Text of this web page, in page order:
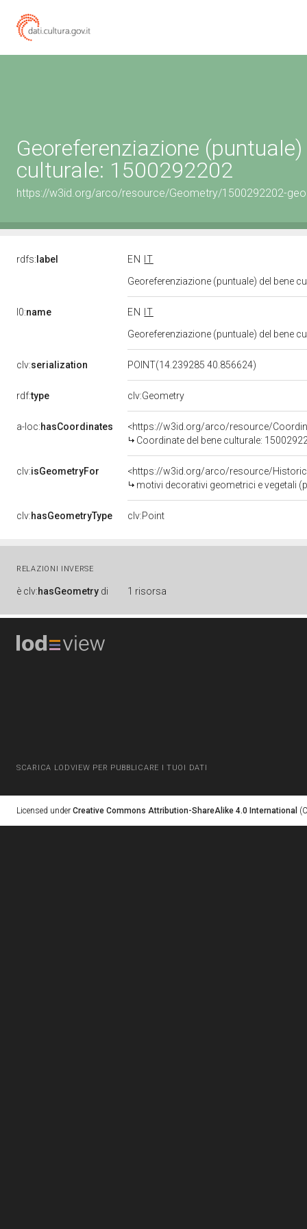
Georeferenziazione
culturale: 1500292202
https://w3id.org/arco/resource/Geometry/1500292202-
rdfs: label EN
IT
Georeferenziazione (puntuale) del bene
l0:name EN
IT
Georeferenziazione (puntuale) del bene
clv:serialization POINT(14.239285 40.856624)
rdf:type clv:Geometry
a-loc:hasCoordinates
<https://w3id.org/arco/resource/
Coordinate del bene culturale:
clv:isGeometryFor
<https://w3id.org/arco/resource/
motivi decorativi geometrici e vegetali
clv:hasGeometryType clv:Point
RELAZIONI INVERSE
è clv:hasGeometry di 1 risorsa
SCARICA LODVIEW PER PUBBLICARE I TUOI DATI
Licensed under Creative Commons Attribution-ShareAlike 4.0 International